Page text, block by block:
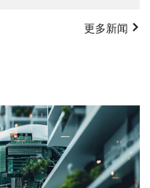
更多新闻